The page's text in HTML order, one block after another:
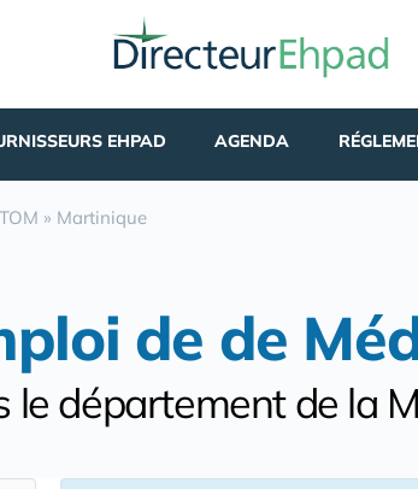
EHPAD AGENDA
» Martinique
de de
le département de la